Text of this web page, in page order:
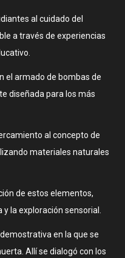
al cuidado del
a través de experiencias
el armado de bombas de
diseñada para los más
al concepto de
materiales naturales
de estos elementos,
la exploración sensorial.
en la que se
Allí se dialogó con los